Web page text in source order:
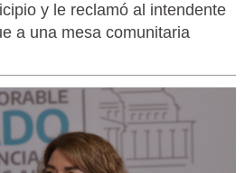
y le reclamó al intendente
a una mesa comunitaria